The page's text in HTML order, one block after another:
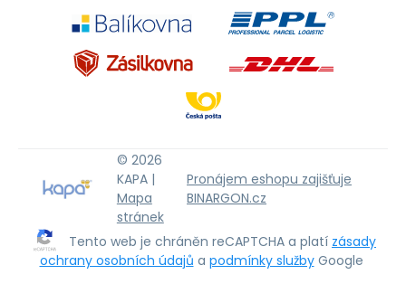
© 2026
KAPA |
Mapa
stránek
Pronájem eshopu zajišťuje
BINARGON.cz
Tento web je chráněn reCAPTCHA a platí zásady
ochrany osobních údajů a podmínky služby Google